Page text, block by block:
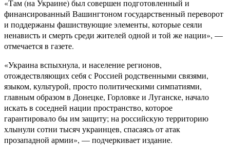
«Там (на Украине) был совершен подготовленный и
финансированный Вашингтоном государственный переворот
и поддержаны фашиствующие элементы, которые сеяли
ненависть и смерть среди жителей одной и той же нации», —
отмечается в газете.
«Украина вспыхнула, и население регионов,
отождествляющих себя с Россией родственными связями,
языком, культурой, просто политическими симпатиями,
главным образом в Донецке, Горловке и Луганске, начало
искать в соседней нации пространство, которое
гарантировало бы им защиту; на российскую территорию
хлынули сотни тысяч украинцев, спасаясь от атак
прозападной армии», — подчеркивает издание.